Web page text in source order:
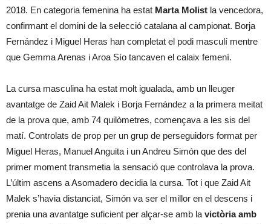
2018. En categoria femenina ha estat Marta Molist la vencedora,
confirmant el domini de la selecció catalana al campionat. Borja
Fernández i Miguel Heras han completat el podi masculí mentre
que Gemma Arenas i Aroa Sío tancaven el calaix femení.
La cursa masculina ha estat molt igualada, amb un lleuger
avantatge de Zaid Ait Malek i Borja Fernández a la primera meitat
de la prova que, amb 74 quilòmetres, començava a les sis del
matí. Controlats de prop per un grup de perseguidors format per
Miguel Heras, Manuel Anguita i un Andreu Simón que des del
primer moment transmetia la sensació que controlava la prova.
L’últim ascens a Asomadero decidia la cursa. Tot i que Zaid Ait
Malek s’havia distanciat, Simón va ser el millor en el descens i
prenia una avantatge suficient per alçar-se amb la victòria amb